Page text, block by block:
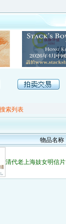
索列表
物品名称
清代老上海妓女明信片